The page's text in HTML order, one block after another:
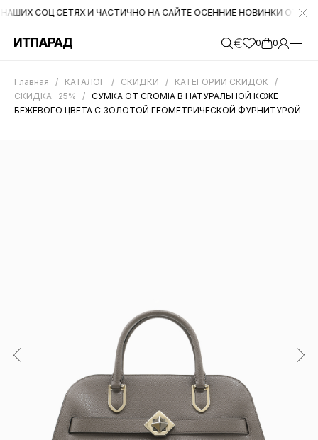
СЕТЯХ И ЧАСТИЧНО НА САЙТЕ ОСЕННИЕ НОВИНКИ ОТ CROMIA. НА
0 0
Главная / КАТАЛОГ / СКИДКИ / КАТЕГОРИИ СКИДОК
/
СКИДКА -25%
/ СУМКА ОТ CROMIA В НАТУРАЛЬНОЙ КОЖЕ
БЕЖЕВОГО ЦВЕТА С ЗОЛОТОЙ ГЕОМЕТРИЧЕСКОЙ ФУРНИТУРОЙ